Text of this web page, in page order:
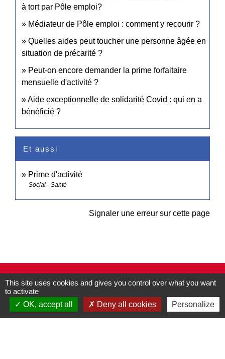
à tort par Pôle emploi?
Médiateur de Pôle emploi : comment y recourir ?
Quelles aides peut toucher une personne âgée en
situation de précarité ?
Peut-on encore demander la prime forfaitaire
mensuelle d'activité ?
Aide exceptionnelle de solidarité Covid : qui en a
bénéficié ?
Et aussi
Prime d'activité
Social - Santé
Signaler une erreur sur cette page
Contacts
2 rue des Rossignols
27130 Pullay - FRANCE
This site uses cookies and gives you control over what you want
to activate
OK, accept all
Deny all cookies Personalize